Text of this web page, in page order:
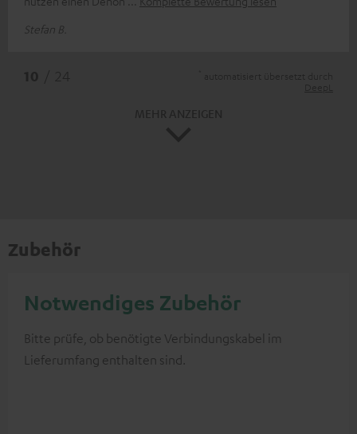
Stefan B.
Zubehör
Notwendiges Zubehör
Bitte prüfe, ob benötigte Verbindungskabel im
Lieferumfang enthalten sind.